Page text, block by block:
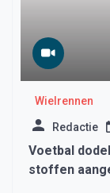
Wielrennen
Redactie
Voetbal
stoffen